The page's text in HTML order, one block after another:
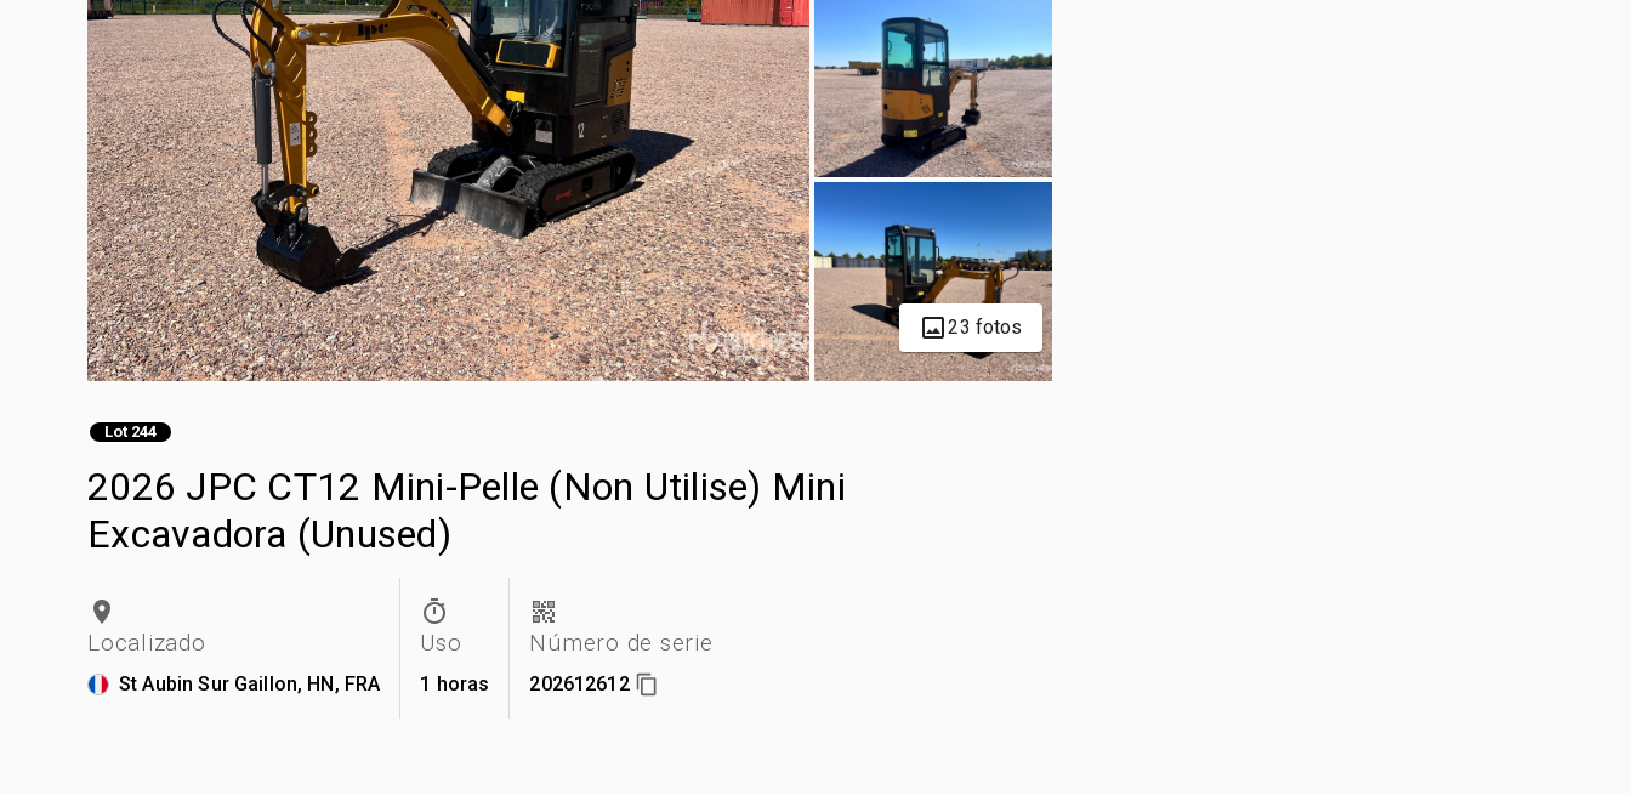
23 fotos
Lot 244
2026 JPC CT12 Mini-Pelle (Non Utilise) Mini
Excavadora (Unused)
Localizado
St Aubin Sur Gaillon, HN, FRA
Uso
1 horas
Número de serie
202612612